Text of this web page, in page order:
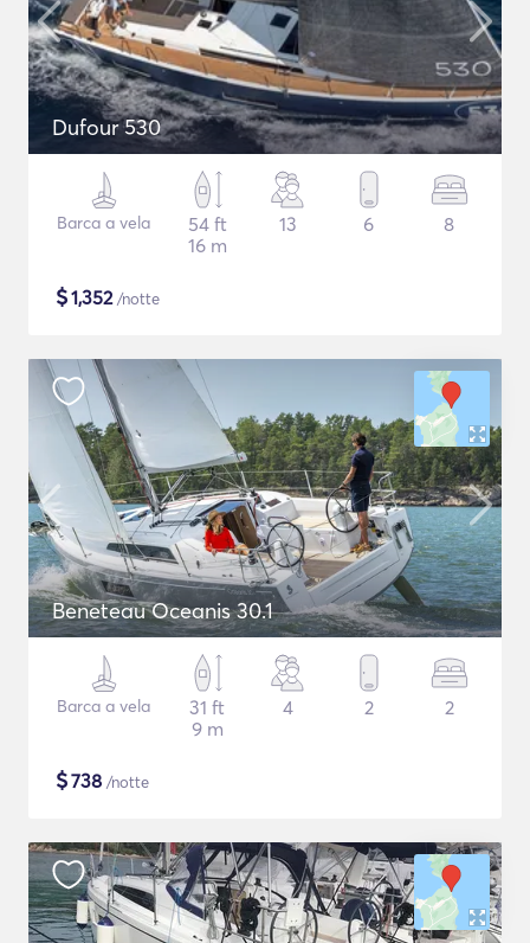
Dufour 530
Barca a vela
54 ft
16 m
13 6 8
$1,352/notte
Beneteau Oceanis 30.1
Barca a vela
31 ft
9 m
4 2 2
$738 /notte